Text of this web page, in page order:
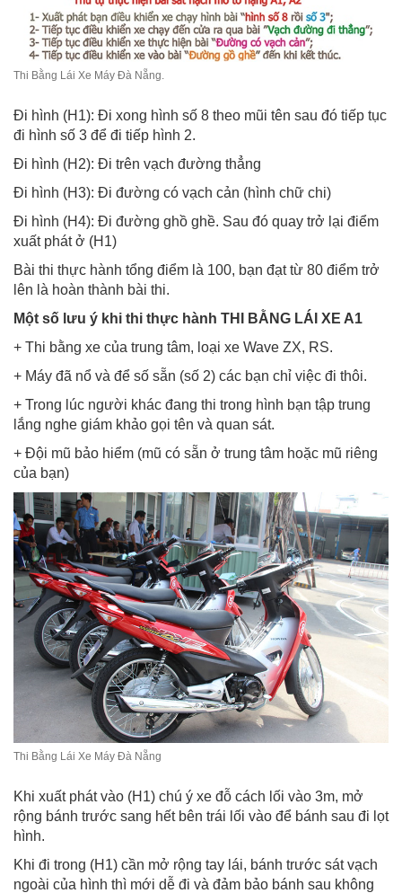
Thi Bằng Lái Xe Máy Đà Nẵng.
Đi hình (H1): Đi xong hình số 8 theo mũi tên sau đó tiếp tục
đi hình số 3 để đi tiếp hình 2.
Đi hình (H2): Đi trên vạch đường thẳng
Đi hình (H3): Đi đường có vạch cản (hình chữ chi)
Đi hình (H4): Đi đường ghồ ghề. Sau đó quay trở lại điểm
xuất phát ở (H1)
Bài thi thực hành tổng điểm là 100, bạn đạt từ 80 điểm trở
lên là hoàn thành bài thi.
Một số lưu ý khi thi thực hành THI BẰNG LÁI XE A1
+ Thi bằng xe của trung tâm, loại xe Wave ZX, RS.
+ Máy đã nổ và để số sẵn (số 2) các bạn chỉ việc đi thôi.
+ Trong lúc người khác đang thi trong hình bạn tập trung
lắng nghe giám khảo gọi tên và quan sát.
+ Đội mũ bảo hiểm (mũ có sẵn ở trung tâm hoặc mũ riêng
của bạn)
Thi Bằng Lái Xe Máy Đà Nẵng
Khi xuất phát vào (H1) chú ý xe đỗ cách lối vào 3m, mở
rộng bánh trước sang hết bên trái lối vào để bánh sau đi lọt
hình.
Khi đi trong (H1) cần mở rộng tay lái, bánh trước sát vạch
ngoài của hình thì mới dễ đi và đảm bảo bánh sau không